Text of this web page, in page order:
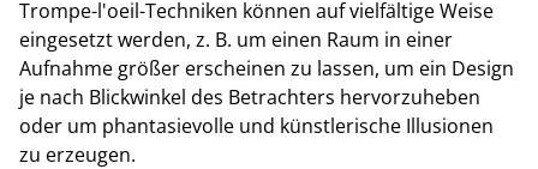
Trompe-l'oeil-Techniken können auf vielfältige Weise
eingesetzt werden, z. B. um einen Raum in einer
Aufnahme größer erscheinen zu lassen, um ein Design
je nach Blickwinkel des Betrachters hervorzuheben
oder um phantasievolle und künstlerische Illusionen
zu erzeugen.